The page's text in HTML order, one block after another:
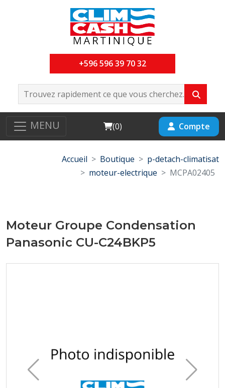
+596 596 39 70 32
MENU Cart
(0) Compte
Accueil Boutique
p-detach-climatisat
moteur-electrique
MCPA02405
Moteur Groupe Condensation
Panasonic CU-C24BKP5